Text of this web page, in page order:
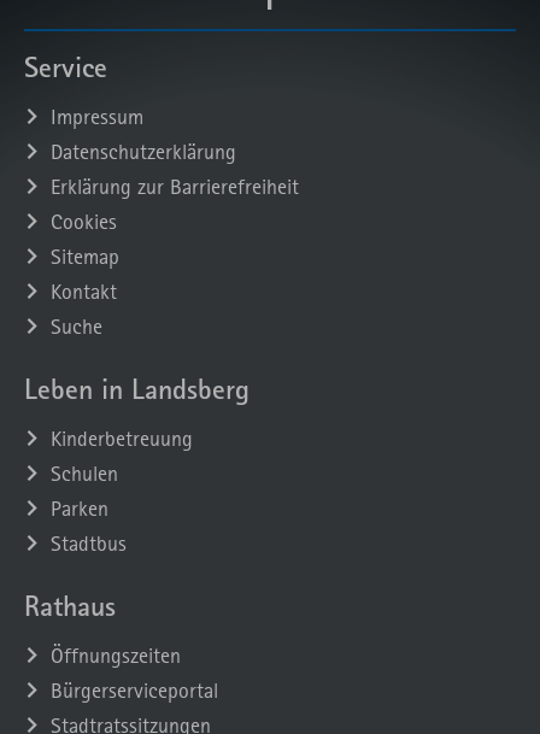
Service
Impressum
Datenschutzerklärung
Erklärung zur Barrierefreiheit
Cookies
Sitemap
Kontakt
Suche
Leben in Landsberg
Kinderbetreuung
Schulen
Parken
Stadtbus
Rathaus
Öffnungszeiten
Bürgerserviceportal
Stadtratssitzungen